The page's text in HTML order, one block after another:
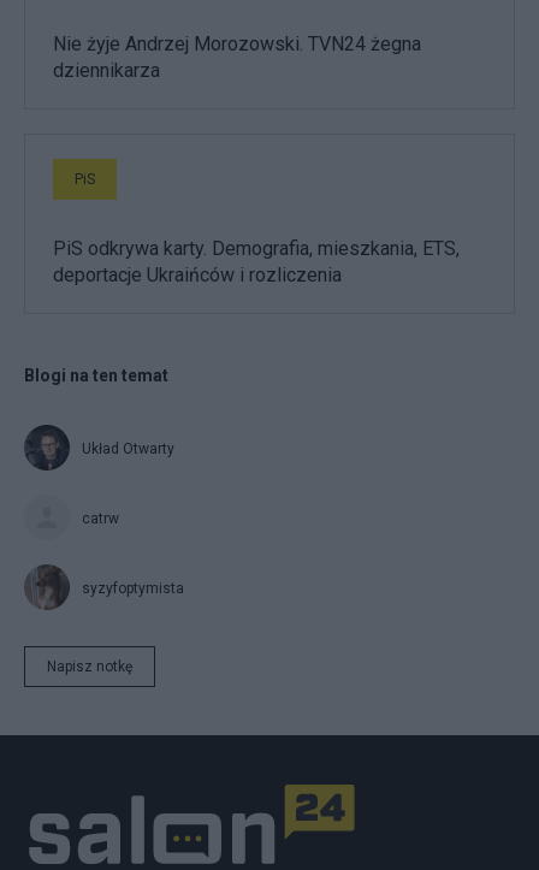
Nie żyje Andrzej Morozowski. TVN24 żegna
dziennikarza
PiS
PiS odkrywa karty. Demografia, mieszkania, ETS,
deportacje Ukraińców i rozliczenia
Blogi na ten temat
Układ Otwarty
catrw
syzyfoptymista
Napisz notkę